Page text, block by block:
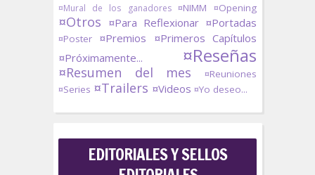
¤Mural de los ganadores ¤NIMM ¤Opening
¤Otros ¤Para Reflexionar ¤Portadas
¤Poster ¤Premios
¤Primeros Capítulos
¤Próximamente...
¤Reseñas
¤Resumen del mes
¤Reuniones
¤Series ¤Trailers ¤Videos ¤Yo deseo...
EDITORIALES Y SELLOS